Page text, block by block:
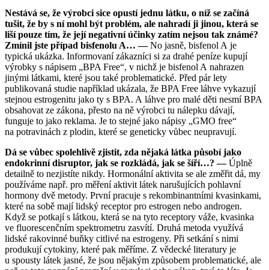
Nestává se, že výrobci sice opustí jednu látku, o níž se začíná
tušit, že by s ní mohl být problém, ale nahradí ji jinou, která se
liší pouze tím, že její negativní účinky zatím nejsou tak známé?
Zmínil jste případ bisfenolu A… —No jasně, bisfenol A je
typická ukázka. Informovaní zákazníci si za drahé peníze kupují
výrobky s nápisem „BPA Free“, v nichž je bisfenol A nahrazen
jinými látkami, které jsou také problematické. Před pár lety
publikovaná studie například ukázala, že BPA Free láhve vykazují
stejnou estrogenitu jako ty s BPA. A láhve pro malé děti nesmí BPA
obsahovat ze zákona, přesto na ně výrobci tu nálepku dávají,
funguje to jako reklama. Je to stejné jako nápisy „GMO free“
na potravinách z plodin, které se geneticky vůbec neupravují.
Dá se vůbec spolehlivě zjistit, zda nějaká látka působí jako
endokrinní disruptor, jak se rozkládá, jak se šíří…? —Úplně
detailně to nezjistíte nikdy. Hormonální aktivita se ale změřit dá, my
používáme např. pro měření aktivit látek narušujících pohlavní
hormony dvě metody. První pracuje s rekombinantními kvasinkami,
které na sobě mají lidský receptor pro estrogen nebo androgen.
Když se potkají s látkou, která se na tyto receptory váže, kvasinka
ve fluorescenčním spektrometru zasvítí. Druhá metoda využívá
lidské rakovinné buňky citlivé na estrogeny. Při setkání s nimi
produkují cytokiny, které pak měříme. Z vědecké literatury je
u spousty látek jasné, že jsou nějakým způsobem problematické, ale